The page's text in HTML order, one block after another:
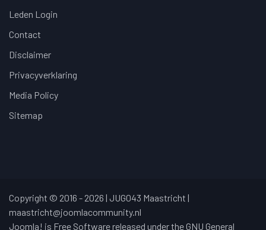
Leden Login
Contact
Disclaimer
Privacyverklaring
Media Policy
Sitemap
Copyright © 2016 - 2026 | JUG043 Maastricht |
maastricht@joomlacommunity.nl
Joomla! is Free Software released under the GNU General